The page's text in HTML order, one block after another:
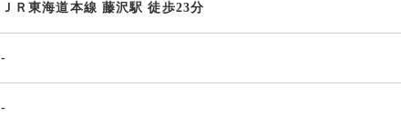
ＪＲ東海道本線 藤沢駅 徒歩23分
-
-